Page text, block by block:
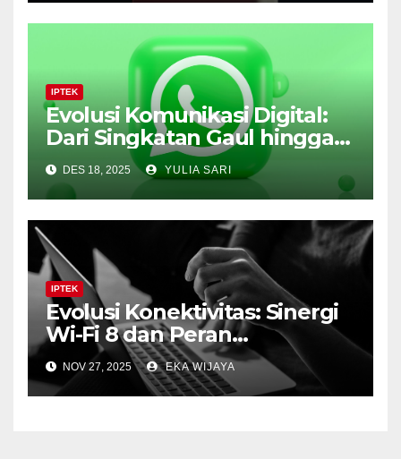
IPTEK
Evolusi Komunikasi Digital:
Dari Singkatan Gaul hingga
Revolusi Bisnis di WhatsApp
DES 18, 2025 YULIA SARI
IPTEK
Evolusi Konektivitas: Sinergi
Wi-Fi 8 dan Peran
Fundamental Topologi Mesh
dalam Jaringan Modern
NOV 27, 2025 EKA WIJAYA